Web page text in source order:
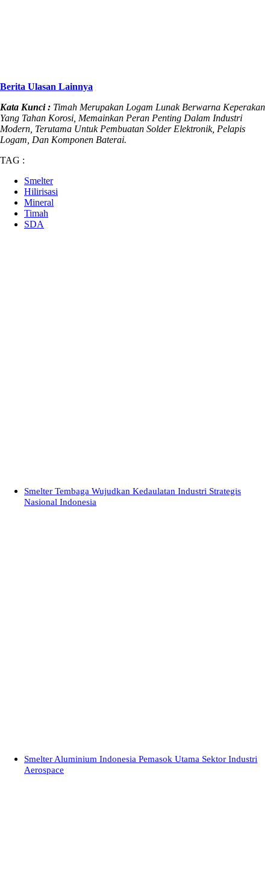
Berita Ulasan Lainnya
Kata Kunci : Timah Merupakan Logam Lunak Berwarna Keperakan
Yang Tahan Korosi, Memainkan Peran Penting Dalam Industri
Modern, Terutama Untuk Pembuatan Solder Elektronik, Pelapis
Logam, Dan Komponen Baterai.
TAG :
Smelter
Hilirisasi
Mineral
Timah
SDA
Smelter Tembaga Wujudkan Kedaulatan Industri Strategis
Nasional Indonesia
Smelter Aluminium Indonesia Pemasok Utama Sektor Industri
Aerospace